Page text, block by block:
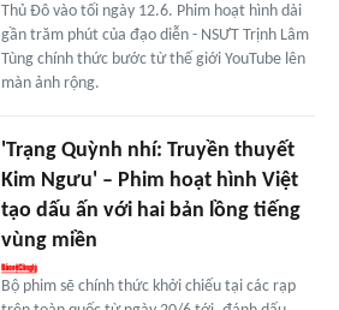
Thủ Đô vào tối ngày 12.6. Phim hoạt hình dài
gần trăm phút của đạo diễn - NSƯT Trịnh Lâm
Tùng chính thức bước từ thế giới YouTube lên
màn ảnh rộng.
'Trạng Quỳnh nhí: Truyền thuyết
Kim Ngưu' – Phim hoạt hình Việt
tạo dấu ấn với hai bản lồng tiếng
vùng miền
Bộ phim sẽ chính thức khởi chiếu tại các rạp